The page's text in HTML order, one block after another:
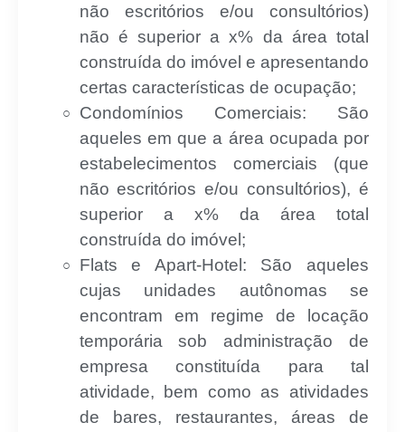
não escritórios e/ou consultórios)
não é superior a x% da área total
construída do imóvel e apresentando
certas características de ocupação;
Condomínios Comerciais: São
aqueles em que a área ocupada por
estabelecimentos comerciais (que
não escritórios e/ou consultórios), é
superior a x% da área total
construída do imóvel;
Flats e Apart-Hotel: São aqueles
cujas unidades autônomas se
encontram em regime de locação
temporária sob administração de
empresa constituída para tal
atividade, bem como as atividades
de bares, restaurantes, áreas de